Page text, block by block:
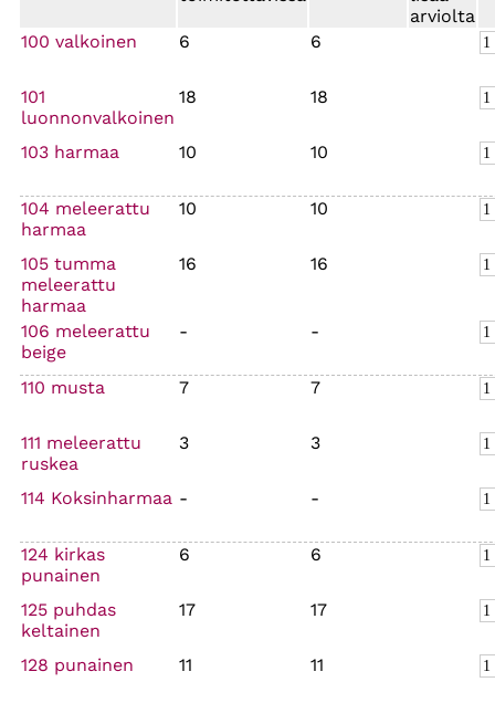
arviolta
100 valkoinen 6 6
101
luonnonvalkoinen
18 18
103 harmaa 10 10
104 meleerattu
harmaa
10 10
105 tumma
meleerattu
harmaa
16 16
106 meleerattu
beige
- -
110 musta 7 7
111 meleerattu
ruskea
3 3
114 Koksinharmaa - -
124 kirkas
punainen
6 6
125 puhdas
keltainen
17 17
128 punainen 11 11